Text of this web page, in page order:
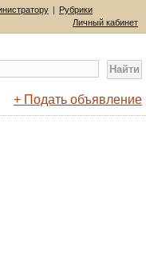
| Рубрики
Личный кабинет
+ Подать объявление